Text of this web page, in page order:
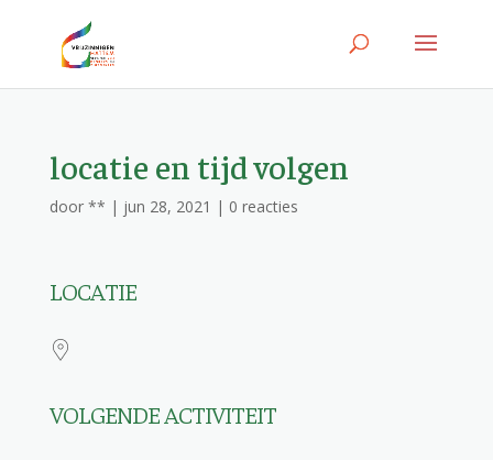
locatie en tijd volgen
door ** | jun 28, 2021 | 0 reacties
LOCATIE
VOLGENDE ACTIVITEIT